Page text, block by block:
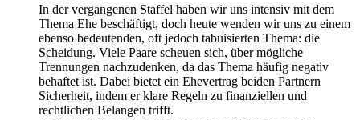
In der vergangenen Staffel haben wir uns intensiv mit dem
Thema Ehe beschäftigt, doch heute wenden wir uns zu einem
ebenso bedeutenden, oft jedoch tabuisierten Thema: die
Scheidung. Viele Paare scheuen sich, über mögliche
Trennungen nachzudenken, da das Thema häufig negativ
behaftet ist. Dabei bietet ein Ehevertrag beiden Partnern
Sicherheit, indem er klare Regeln zu finanziellen und
rechtlichen Belangen trifft.